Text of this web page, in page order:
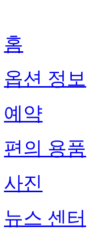
홈
옵션 정보
예약
편의 용품
사진
뉴스 센터